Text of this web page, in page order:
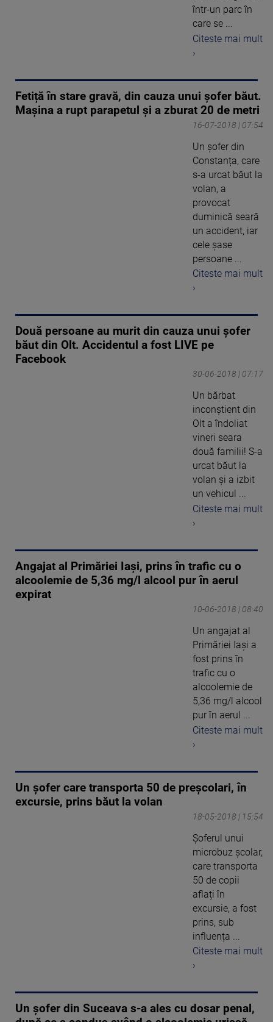
într-un parc în
care se ...
Citeste mai mult
›
Fetiță în stare gravă, din cauza unui șofer băut.
Mașina a rupt parapetul și a zburat 20 de metri
16-07-2018 | 07:54
Un șofer din
Constanța, care
s-a urcat băut la
volan, a
provocat
duminică seară
un accident, iar
cele șase
persoane ...
Citeste mai mult
›
Două persoane au murit din cauza unui șofer
băut din Olt. Accidentul a fost LIVE pe
Facebook
30-06-2018 | 07:17
Un bărbat
inconştient din
Olt a îndoliat
vineri seara
două familii! S-a
urcat băut la
volan şi a izbit
un vehicul ...
Citeste mai mult
›
Angajat al Primăriei Iaşi, prins în trafic cu o
alcoolemie de 5,36 mg/l alcool pur în aerul
expirat
10-06-2018 | 08:40
Un angajat al
Primăriei Iaşi a
fost prins în
trafic cu o
alcoolemie de
5,36 mg/l alcool
pur în aerul ...
Citeste mai mult
›
Un șofer care transporta 50 de preșcolari, în
excursie, prins băut la volan
18-05-2018 | 15:54
Șoferul unui
microbuz școlar,
care transporta
50 de copii
aflați în
excursie, a fost
prins, sub
influența ...
Citeste mai mult
›
Un șofer din Suceava s-a ales cu dosar penal,